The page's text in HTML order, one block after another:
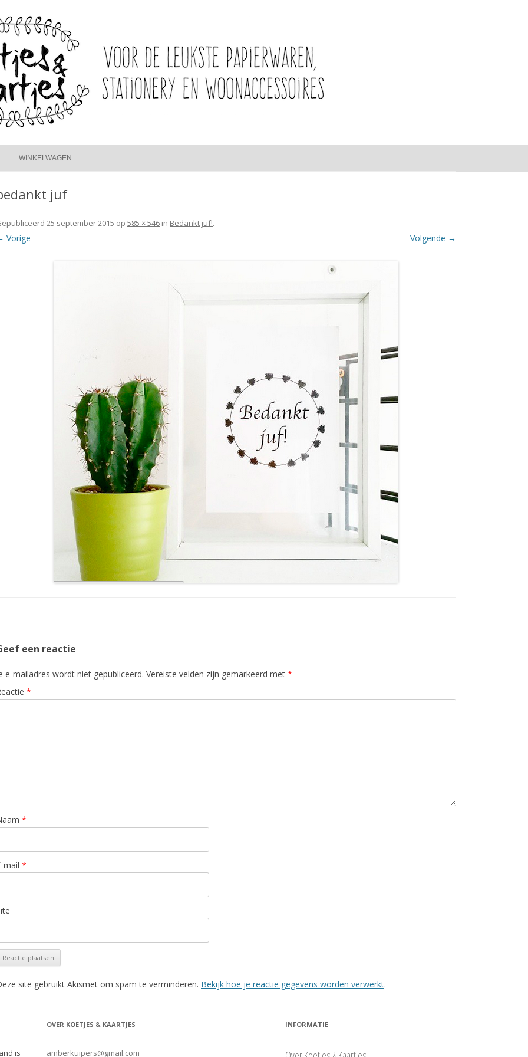
WINKELWAGEN
juf
25 september 2015 op 585 × 546 in Bedankt juf!.
Vorige Volgende →
een reactie
e-mailadres wordt niet gepubliceerd. Vereiste velden zijn gemarkeerd met *
*
*
mail *
site gebruikt Akismet om spam te verminderen. Bekijk hoe je reactie gegevens worden verwerkt.
is
OVER KOETJES & KAARTJES
amberkuipers@gmail.com
INFORMATIE